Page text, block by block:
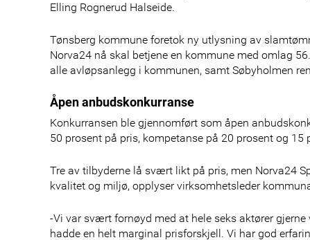
Elling Rognerud Halseide.
Tønsberg kommune foretok ny utlysning av
Norva24 nå skal betjene en kommune med omlag
alle avløpsanlegg i kommunen, samt Søbyholmen
Åpen anbudskonkurranse
Konkurransen ble gjennomført som åpen
50 prosent på pris, kompetanse på 20 prosent og
Tre av tilbyderne lå svært likt på pris, men Norva24
kvalitet og miljø, opplyser virksomhetsleder
-Vi var svært fornøyd med at hele seks aktører
hadde en helt marginal prisforskjell. Vi har god